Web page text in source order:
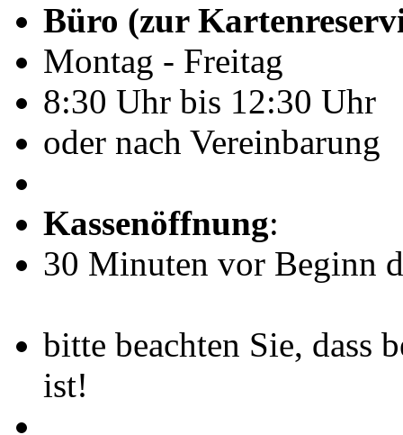
Büro (zur
Montag - Freitag
8:30 Uhr bis 12:30 Uhr
oder nach Vereinbarung
Kassenöffnung:
30 Minuten vor Beginn
bitte beachten Sie, dass
ist!